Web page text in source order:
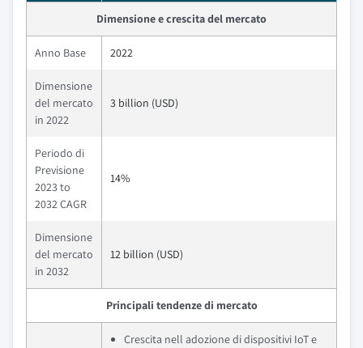
Dimensione e crescita del mercato
Anno Base 2022
Dimensione
del mercato
in 2022
3 billion (USD)
Periodo di
Previsione
2023 to
2032 CAGR
14%
Dimensione
del mercato
in 2032
12 billion (USD)
Principali tendenze di mercato
Crescita nell adozione di dispositivi IoT e